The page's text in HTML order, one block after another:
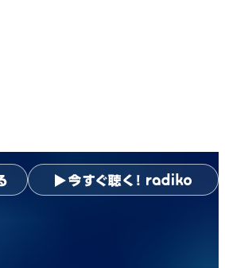
ショウアップナ